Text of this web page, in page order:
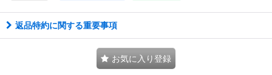
返品特約に関する重要事項
お気に入り登録